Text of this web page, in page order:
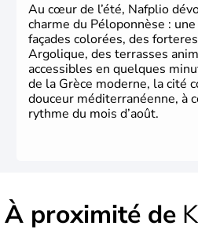
Au cœur de l’été, Nafplio
charme du Péloponnèse :
façades colorées, des
Argolique, des terrasses
accessibles en quelques
de la Grèce moderne, la cité
douceur méditerranéenne, à
rythme du mois d’août.
À proximité de